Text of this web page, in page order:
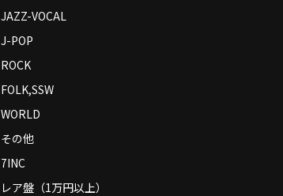
JAZZ-VOCAL
J-POP
ROCK
FOLK,SSW
WORLD
その他
7INC
レア盤（1万円以上）